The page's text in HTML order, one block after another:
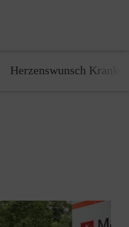
Herzenswunsch